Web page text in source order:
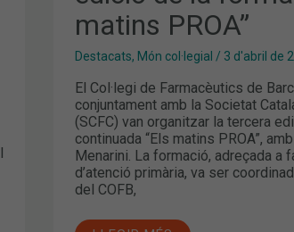
matins PROA”
Destacats, Món col·legial / 3 d'abril de
El Col·legi de Farmacèutics de
conjuntament amb la Societat
(SCFC) van organitzar la tercera
continuada “Els matins PROA”,
Menarini. La formació, adreçada a
d’atenció primària, va ser
del COFB,